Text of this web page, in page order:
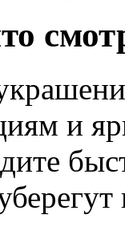
и